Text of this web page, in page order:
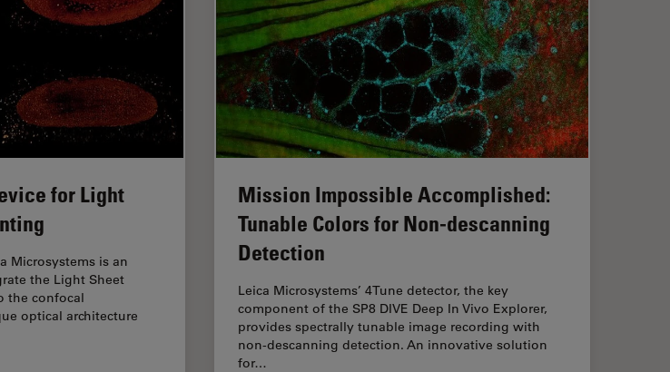
for Light
Microsystems is an
the Light Sheet
the confocal
optical architecture
Mission Impossible Accomplished:
Tunable Colors for Non-descanning
Detection
Leica Microsystems’ 4Tune detector, the key
component of the SP8 DIVE Deep In Vivo Explorer,
provides spectrally tunable image recording with
non-descanning detection. An innovative solution
for…